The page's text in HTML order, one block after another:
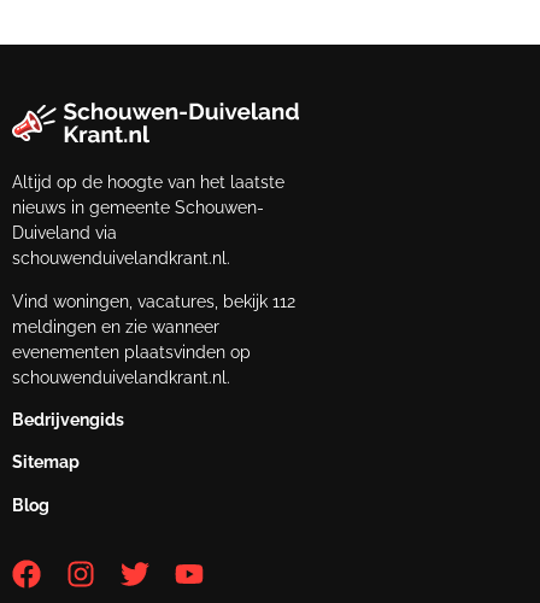
Altijd op de hoogte van het laatste
nieuws in gemeente Schouwen-
Duiveland via
schouwenduivelandkrant.nl.
Vind woningen, vacatures, bekijk 112
meldingen en zie wanneer
evenementen plaatsvinden op
schouwenduivelandkrant.nl.
Bedrijvengids
Sitemap
Blog